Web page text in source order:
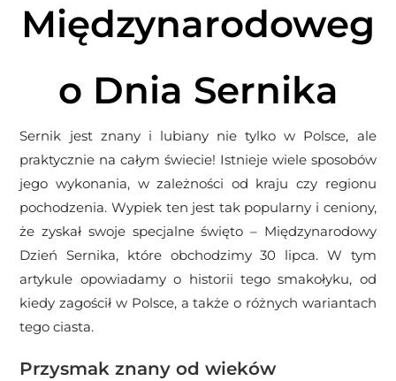
Międzynarodoweg
o Dnia Sernika
Sernik jest znany i lubiany nie tylko w Polsce, ale
praktycznie na całym świecie! Istnieje wiele sposobów
jego wykonania, w zależności od kraju czy regionu
pochodzenia. Wypiek ten jest tak popularny i ceniony,
że zyskał swoje specjalne święto – Międzynarodowy
Dzień Sernika, które obchodzimy 30 lipca. W tym
artykule opowiadamy o historii tego smakołyku, od
kiedy zagościł w Polsce, a także o różnych wariantach
tego ciasta.
Przysmak znany od wieków